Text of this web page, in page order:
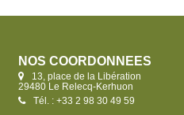
NOS COORDONNÉES
13, place de la Libération
29480 Le Relecq-Kerhuon
Tél. : +33 2 98 30 49 59